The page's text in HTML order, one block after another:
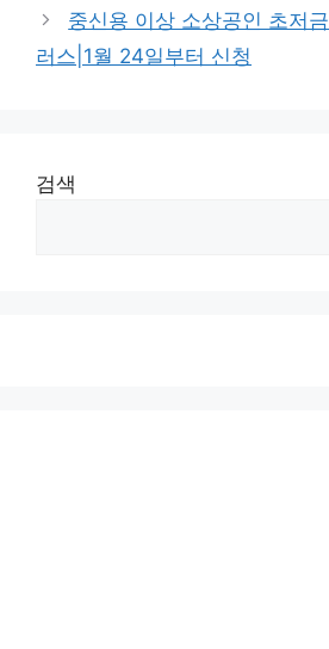
중신용 이상 소상공인 초저
러스|1월 24일부터 신청
검색